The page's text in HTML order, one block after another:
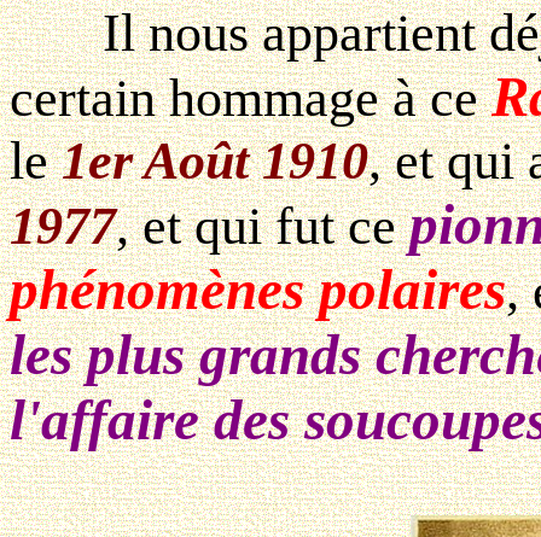
Il nous appartient
certain hommage à ce
le1er Août 1910, et qui
1977, et qui fut ce
phénomènes polaires,
les plus grands
l'affaire des